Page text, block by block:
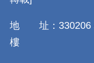
地 址：330206
樓